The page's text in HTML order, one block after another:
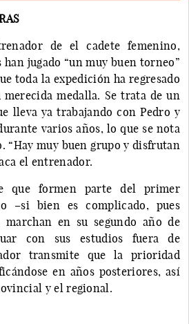
de el cadete femenino,
han jugado “un muy buen torneo”
toda la expedición ha regresado
medalla. Se trata de un
lleva ya trabajando con Pedro y
varios años, lo que se nota
“Hay muy buen grupo y disfrutan
el entrenador.
que formen parte del primer
–si bien es complicado, pues
marchan en su segundo año de
con sus estudios fuera de
transmite que la prioridad
en años posteriores, así
y el regional.